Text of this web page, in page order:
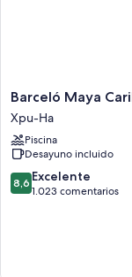
Barceló
Maya
Caribe
-
All
Inclusive
Xpu-
Barceló Maya
Xpu-Ha
Piscina
Desayuno incluido
8.6
sobre
8,6 Excelente
1.023 comentarios